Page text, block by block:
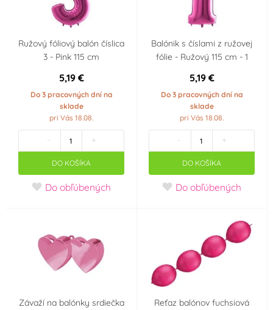
Ružový fóliový balón číslica
3 - Pink 115 cm
5,19 €
Do 3 pracovných dní na
sklade
pri Vás 18.08.
- +
DO KOŠÍKA
Do obľúbených
Balónik s číslami z ružovej
fólie - Ružový 115 cm - 1
5,19 €
Do 3 pracovných dní na
sklade
pri Vás 18.08.
- +
DO KOŠÍKA
Do obľúbených
Závaží na balónky srdiečka
Reťaz balónov fuchsiová